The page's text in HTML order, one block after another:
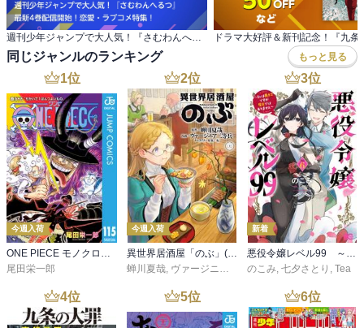
同じジャンルのランキング もっと見る
1位
今週入荷
ONE PIECE モノクロ版 115
尾田栄一郎
2位
今週入荷
異世界居酒屋「のぶ」(22)
蝉川夏哉, ヴァージニア二等兵 ,転
3位
新着
悪役令嬢レベル99 ～私は裏ボスですが魔王ではありません～ その６
のこみ, 七夕さとり , Tea
4位 5位 6位